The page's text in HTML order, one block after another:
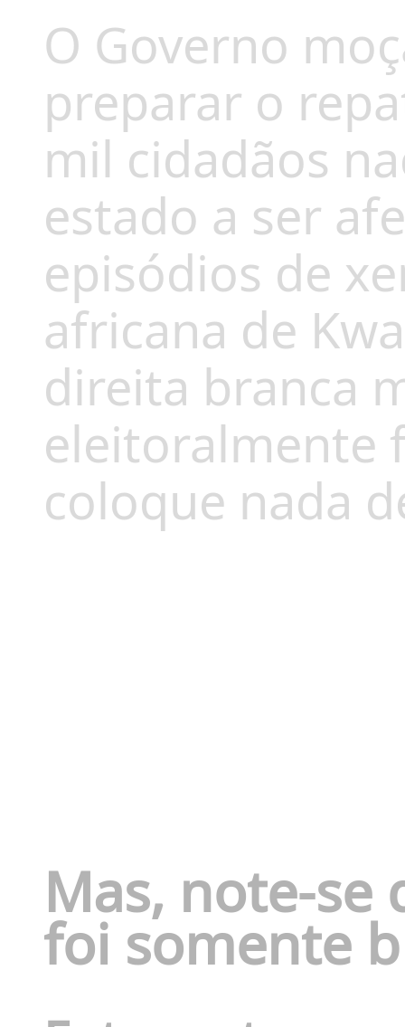
O Governo
preparar o
mil cidadãos
estado a ser
episódios de
africana de
direita branca
eleitoralmente
coloque nada
Mas, note-
foi somente